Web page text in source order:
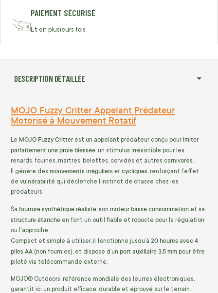
PAIEMENT SÉCURISÉ
Et en plusieurs fois
DESCRIPTION DÉTAILLÉE
MOJO Fuzzy Critter Appelant Prédateur
Motorisé à Mouvement Rotatif
Le MOJO Fuzzy Critter est un appelant prédateur conçu pour imiter
parfaitement une proie blessée, un stimulus irrésistible pour les
renards, fouines, martres, belettes, corvidés et autres carnivores.
Il génère des mouvements irréguliers et cycliques, renforçant l’effet
de vulnérabilité qui déclenche l’instinct de chasse chez les
prédateurs.
Sa fourrure synthétique réaliste, son moteur basse consommation et sa
structure étanche en font un outil fiable et robuste pour la régulation
ou l'approche.
Compact et simple à utiliser, il fonctionne jusqu’à 20 heures avec 4
piles AA (non fournies), et dispose d’un port auxiliaire 3,5 mm pour être
piloté via télécommande externe.
MOJO® Outdoors, référence mondiale des leurres électroniques,
garantit ici un produit efficace, durable et éprouvé sur le terrain.